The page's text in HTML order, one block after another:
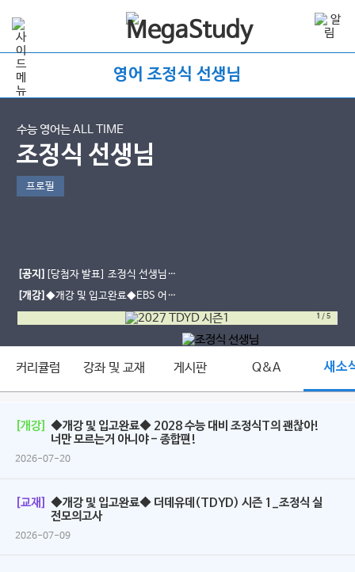
영어 조정식 선생님
수능 영어는 ALL TIME
조정식 선생님
프로필
[공지] [당첨자 발표] 조정식 선생님
여름방학 학습다짐 이벤트
[개강]◆개강 및 입고완료◆EBS 어휘
개강 - [2027] 의미에 유의해야 할
1 /5
커리큘럼 강좌 및 교재 게시판 Q&A 새소
[개강]
◆개강 및 입고완료◆ 2028 수능 대비 조정식T의 괜찮아!
너만 모르는거 아니야 - 종합편!
2026-07-20
[교재]
◆개강 및 입고완료◆ 더데유데(TDYD) 시즌 1_조정식 실
전모의고사
2026-07-09